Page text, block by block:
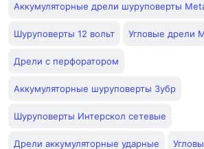
Аккумуляторные дрели шуруповерты
Шуруповерты 12 вольт Угловые дрели
Дрели с перфоратором
Аккумуляторные шуруповерты Зубр
Шуруповерты Интерскол сетевые
Дрели аккумуляторные ударные